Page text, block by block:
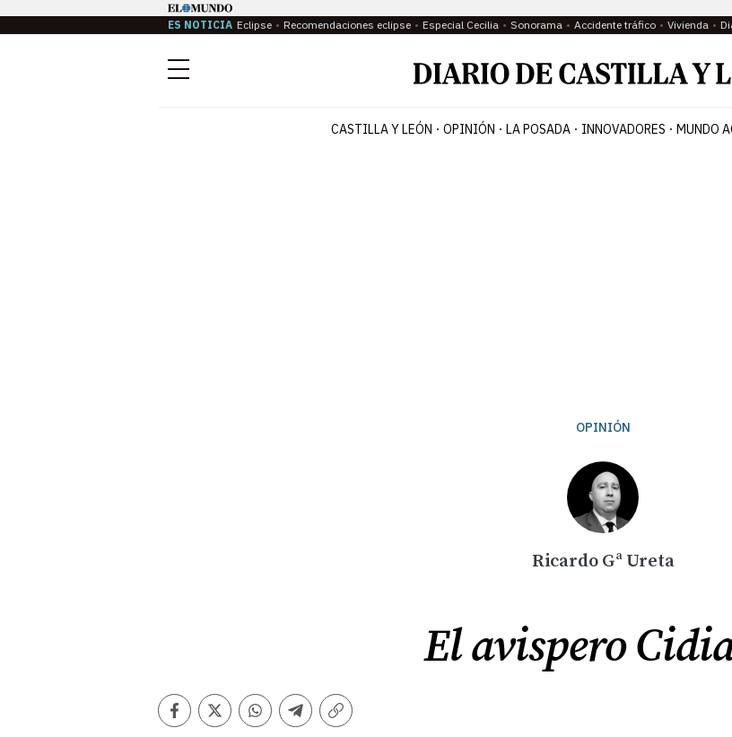
ES NOTICIA Eclipse Recomendaciones eclipse Especial Cecilia Sonorama Accidente tráfico Vivienda
Menú
CASTILLA Y LEÓN OPINIÓN LA POSADA INNOVADORES MUNDO
OPINIÓN
Ricardo Gª Ureta
El avispero
Facebook
TwitterWhatsapp
Telegram
Copiar